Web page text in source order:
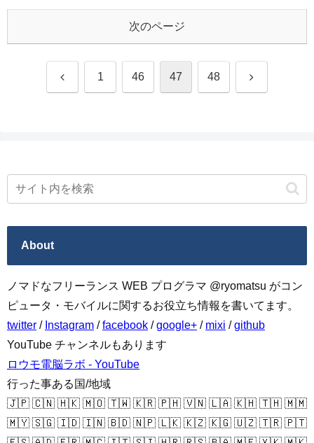
次のページ
前 1 46 47 48 次
About
ノマドなフリーランス WEB プログラマ @ryomatsu がコン
ピュータ・モバイルに関するお役立ち情報を書いてます。
twitter / Instagram /facebook /google+ / mixi /github
YouTube チャンネルもあります
ロウモ電脳ラボ - YouTube
行った事ある国/地域
🇯🇵 🇨🇳 🇭🇰 🇲🇴 🇹🇼 🇰🇷 🇵🇭 🇻🇳 🇱🇦 🇰🇭 🇹🇭 🇲🇲
🇲🇾 🇸🇬 🇮🇩 🇮🇳 🇧🇩 🇳🇵 🇱🇰 🇰🇿 🇰🇬 🇺🇿 🇹🇷 🇵🇹